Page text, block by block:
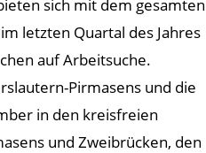
sich mit dem gesamten
letzten Quartal des Jahres
auf Arbeitsuche.
Pirmasens und die
in den kreisfreien
und Zweibrücken, den